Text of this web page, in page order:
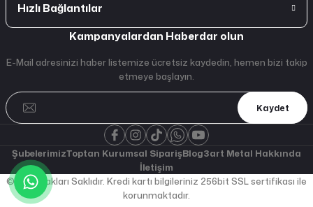
Hızlı Bağlantılar
Kampanyalardan Haberdar olun
E-Mail adresinizi haber listemize ücretsiz kaydedin, hemen bizi takip
etmeye başlayın.
Kaydet
ŞubelerimizToptan Kurumsal SiparişBlog3art Metal Hakkında
İletişim
© Tüm Hakları Saklıdır. Kredi kartı bilgileriniz 256bit SSL sertifikası ile
korunmaktadır.